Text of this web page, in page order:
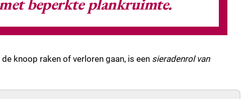
knoop raken of verloren gaan, is een sieradenrol van